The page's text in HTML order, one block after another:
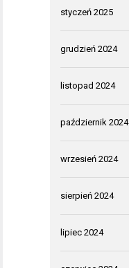
styczeń 2025
grudzień 2024
listopad 2024
październik 2024
wrzesień 2024
sierpień 2024
lipiec 2024